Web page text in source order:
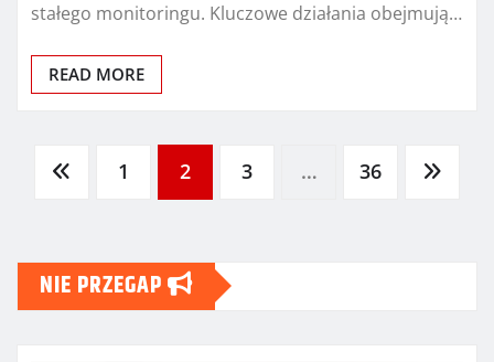
stałego monitoringu. Kluczowe działania obejmują…
READ MORE
Stronicowanie
1 2 3 … 36
NIE PRZEGAP